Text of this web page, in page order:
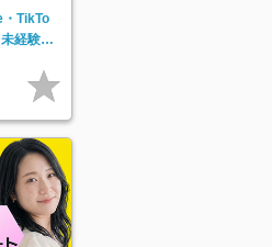
・TikTo
経験O